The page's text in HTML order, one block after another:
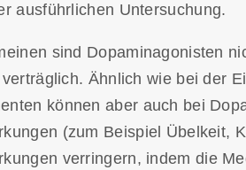
ausführlichen Untersuchung.
sind Dopaminagonisten
Ähnlich wie bei der
können aber auch bei
(zum Beispiel Übelkeit,
verringern, indem die